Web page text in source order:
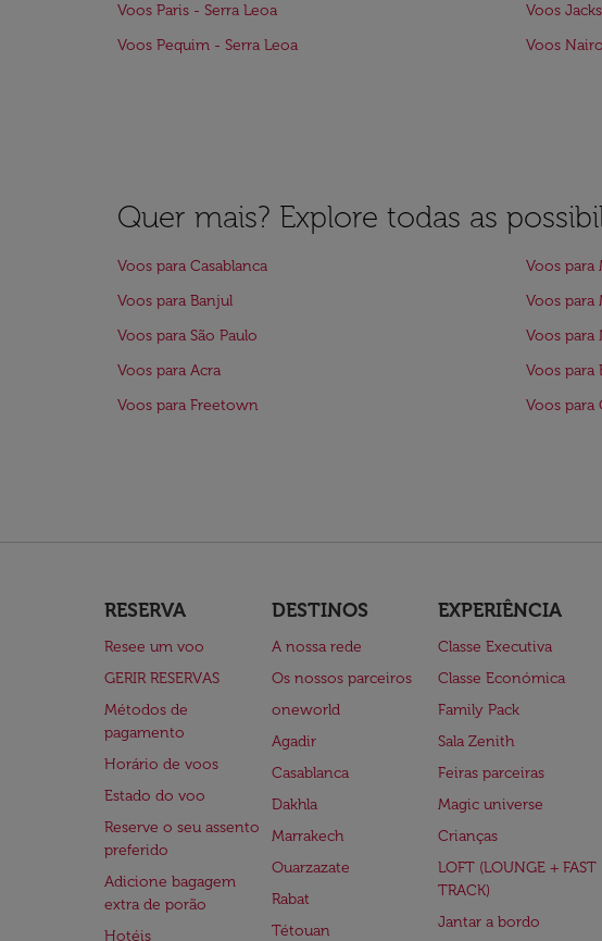
Voos Paris - Serra Leoa
Voos
Voos Pequim - Serra Leoa
Voos
Quer mais? Explore todas as
Voos para Casablanca Voos para
Voos para Banjul
Voos para
Voos para São Paulo
Voos para
Voos para Acra
Voos para
Voos para Freetown
Voos para
RESERVA
Resee um voo
GERIR RESERVAS
Métodos de
pagamento
Horário de voos
Estado do voo
Reserve o seu assento
preferido
Adicione bagagem
extra de porão
Hotéis
DESTINOS
A nossa rede
Os nossos parceiros
oneworld
Agadir
Casablanca
Dakhla
Marrakech
Ouarzazate
Rabat
Tétouan
EXPERIÊNCIA
Classe Executiva
Classe Económica
Family Pack
Sala Zenith
Feiras parceiras
Magic universe
Crianças
LOFT (LOUNGE + FAST
TRACK)
Jantar a bordo